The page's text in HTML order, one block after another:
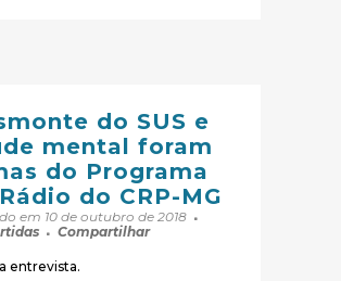
do SUS e
mental foram
do Programa
do CRP-MG
em 10 de outubro de 2018
Compartilhar
entrevista.